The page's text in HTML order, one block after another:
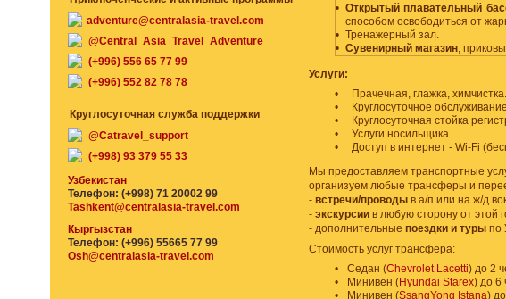
• Открытый плавательный
способом освободиться от
• Тренажерный зал.
• Сувенирный магазин,
Услуги:
•
Прачечная, глажка, химчистка.
•
Круглосуточное
•
Круглосуточная стойка
•
Услуги носильщика.
•
Доступ в интернет - Wi-Fi
Мы предоставляем транспортные
организуем любые трансферы и
- встречи/проводы в а/п или на ж/д
- экскурсии в любую сторону от этой
- дополнительные поездки и туры по
Стоимость услуг трансфера:
•
Седан (Chevrolet Lacetti) до 2
•
Минивен (Hyundai Starex) до 6
•
Минивен (SsangYong Istana)
adventure@centralasia-travel.com
@Central_Asia_Travel_Adventure
(+996) 556 65 77 99
(+996) 552 82 78 78
Круглосуточная служба поддержки
@Catravel_support
(+998) 93 379 55 33
Узбекистан
Телефон: (+998) 71 20002 99
Tashkent@centralasia-travel.com
Кыргызстан
Телефон: (+996) 55665 77 99
Osh@centralasia-travel.com